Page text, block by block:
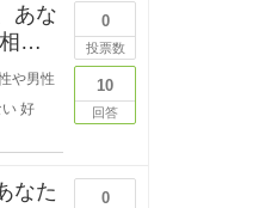
あな
や男性
好
0
投票数
10
回答
なた
0